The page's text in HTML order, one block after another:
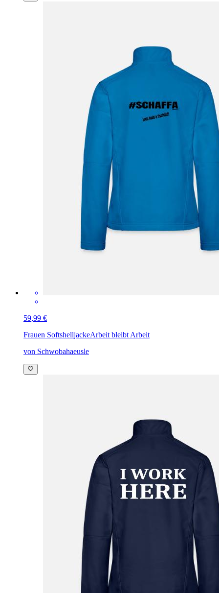
59,99 €
Frauen SoftshelljackeArbeit bleibt Arbeit
von Schwobahaeusle